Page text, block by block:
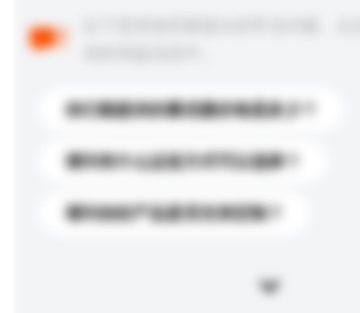
你们能提供的最优惠价格是多少？
请问有什么运送方式可以选择？
请问你的产品是否支持定制？